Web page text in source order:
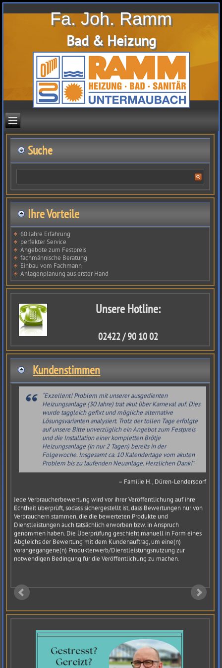
Fa. Joh. Ramm
Bad & Heizung
Suche
Ihre Vorteile
60 Jahre Erfahrung
perfekter Service
Angebote zum Festpreis
fachmännische Beratung
Einbau vom Fachmann
Anlagenplanung aus erster Hand
Unsere Hotline:
02422 / 90 10 02
Kundenstimmen
Ihre Leute sind freundlich, zuverlässig und hilfsbereit.
Danke!
Jede Verbraucherbewertung wird vor ihrer Veröffentlichung auf ihre
Echtheit überprüft, sodass sichergestellt ist, dass Bewertungen nur von
Verbrauchern stammen, die die bewerteten Produkte und
Dienstleistungen auch tatsächlich erworben bzw. in Anspruch
genommen haben. Die Überprüfung geschieht manuell in Form eines
Abgleichs der Bewertung mit dem Kundenauftrag, um eine(n)
vorangegangene(n) Produkterwerb/Dienstleistungsnutzung zur
notwendigen Bedingung für die Veröffentlichung zu machen.
Exzellent! Problem mit unserer ausgedienten
Heizungsanlage (30 Jahre) trat akut über Karneval auf. Dies
wurde taggleich gefixt und mögliche alternative
Lösungsvarianten analysiert. Trotz der tollen Tage erfolgte
auf unsere Bitte unverzüglich ein Angebot zum Festpreis
und die Installation einer kompletten Brötje
Heizungsanlage (in nur 2 Tagen) bereits in der
Folgewoche. Insgesamt ca. 10 Kalendertage vom akuten
Problem bis zu laufenden Neuanlage. Herzlichen Dank!
Familie H. Düren-Lendersdorf
Jede Verbraucherbewertung wird vor ihrer Veröffentlichung auf ihre
Echtheit überprüft, sodass sichergestellt ist, dass Bewertungen nur von
Verbrauchern stammen, die die bewerteten Produkte und
Dienstleistungen auch tatsächlich erworben bzw. in Anspruch
genommen haben. Die Überprüfung geschieht manuell in Form eines
Abgleichs der Bewertung mit dem Kundenauftrag, um eine(n)
vorangegangene(n) Produkterwerb/Dienstleistungsnutzung zur
notwendigen Bedingung für die Veröffentlichung zu machen.
ein wirklich schönes Gefühl, daß unser Bad von solch
„Schnürchen“ funktioniert […] […] Ihre Mitarbeiter […]
lieben Dank an alle!
Walburga B. Kerpen-Brüggen